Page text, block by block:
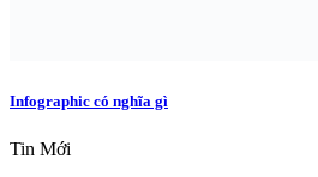
Infographic có nghĩa gì
Tin Mới